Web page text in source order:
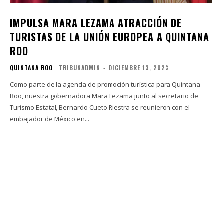
IMPULSA MARA LEZAMA ATRACCIÓN DE
TURISTAS DE LA UNIÓN EUROPEA A QUINTANA
ROO
QUINTANA ROO TRIBUNADMIN - DICIEMBRE 13, 2023
Como parte de la agenda de promoción turística para Quintana
Roo, nuestra gobernadora Mara Lezama junto al secretario de
Turismo Estatal, Bernardo Cueto Riestra se reunieron con el
embajador de México en...